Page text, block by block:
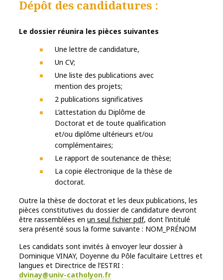
Dépôt des candidatures :
Le dossier réunira les pièces suivantes
Une lettre de candidature,
Un CV;
Une liste des publications avec
mention des projets;
2 publications significatives
L’attestation du Diplôme de
Doctorat et de toute qualification
et/ou diplôme ultérieurs et/ou
complémentaires;
Le rapport de soutenance de thèse;
La copie électronique de la thèse de
doctorat.
Outre la thèse de doctorat et les deux publications, les
pièces constitutives du dossier de candidature devront
être rassemblées en un seul fichier pdf, dont l’intitulé
sera présenté sous la forme suivante : NOM_PRÉNOM
Les candidats sont invités à envoyer leur dossier à
Dominique VINAY, Doyenne du Pôle facultaire Lettres et
langues et Directrice de l’ESTRI :
dvinay@univ-catholyon.fr